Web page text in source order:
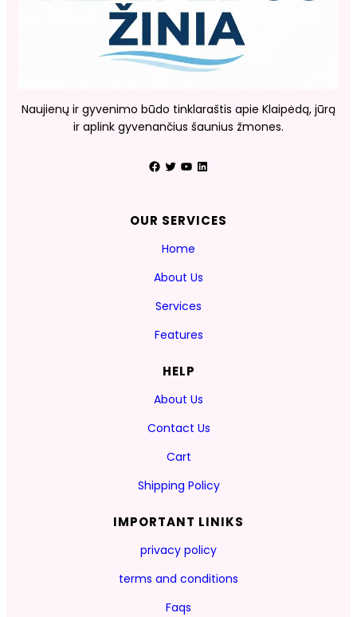
Naujienų ir gyvenimo būdo tinklaraštis apie Klaipėdą, jūrą
ir aplink gyvenančius šaunius žmones.
Facebook Twitter YouTube LinkedIn
OUR SERVICES
Home
About Us
Services
Features
HELP
About Us
Contact Us
Cart
Shipping Policy
IMPORTANT LINIKS
privacy policy
terms and conditions
Faqs